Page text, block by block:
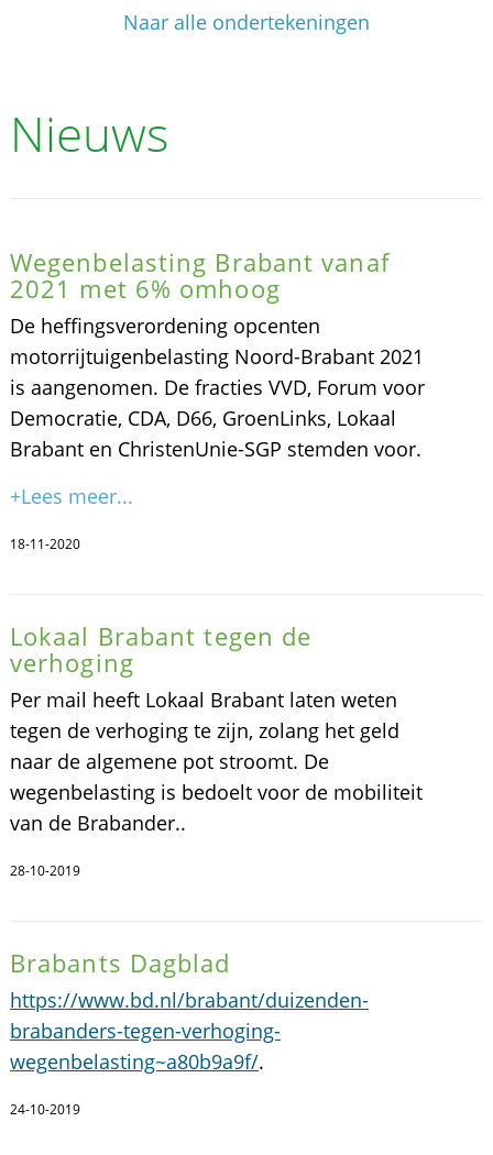
Naar alle ondertekeningen
Nieuws
Wegenbelasting Brabant vanaf
2021 met 6% omhoog
De heffingsverordening opcenten
motorrijtuigenbelasting Noord-Brabant 2021
is aangenomen. De fracties VVD, Forum voor
Democratie, CDA, D66, GroenLinks, Lokaal
Brabant en ChristenUnie-SGP stemden voor.
+Lees meer...
18-11-2020
Lokaal Brabant tegen de
verhoging
Per mail heeft Lokaal Brabant laten weten
tegen de verhoging te zijn, zolang het geld
naar de algemene pot stroomt. De
wegenbelasting is bedoelt voor de mobiliteit
van de Brabander..
28-10-2019
Brabants Dagblad
https://www.bd.nl/brabant/duizenden-
brabanders-tegen-verhoging-
wegenbelasting~a80b9a9f/.
24-10-2019